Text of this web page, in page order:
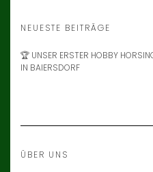
NEUESTE BEITRÄGE
🏆 UNSER ERSTER HOBBY
IN BAIERSDORF
ÜBER UNS